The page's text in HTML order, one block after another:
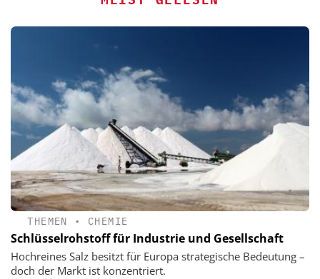
THEMEN • CHEMIE
Schlüsselrohstoff für Industrie und Gesellschaft
Hochreines Salz besitzt für Europa strategische Bedeutung –
doch der Markt ist konzentriert.